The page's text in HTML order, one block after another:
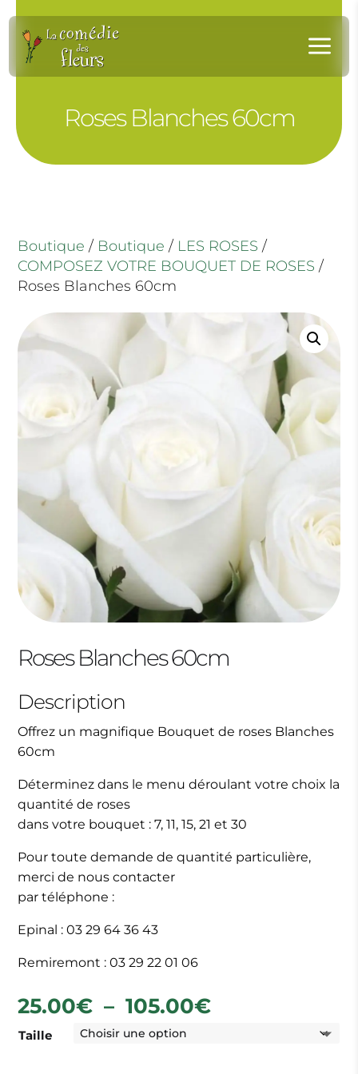
a
Roses Blanches 60cm
Boutique / Boutique / LES ROSES /
COMPOSEZ VOTRE BOUQUET DE ROSES /
Roses Blanches 60cm
Roses Blanches 60cm
Description
Offrez un magnifique Bouquet de roses Blanches
60cm
Déterminez dans le menu déroulant votre choix la
quantité de roses
dans votre bouquet : 7, 11, 15, 21 et 30
Pour toute demande de quantité particulière,
merci de nous contacter
par téléphone :
Epinal : 03 29 64 36 43
Remiremont : 03 29 22 01 06
25.00€ – 105.00€Plage
Taille